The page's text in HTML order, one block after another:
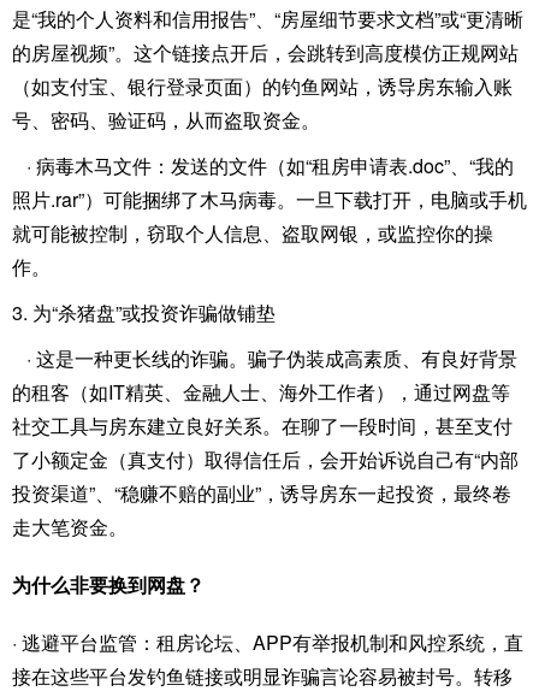
是“我的个人资料和信用报告”、“房屋细节要求文档”或“更清晰
的房屋视频”。这个链接点开后，会跳转到高度模仿正规网站
（如支付宝、银行登录页面）的钓鱼网站，诱导房东输入账
号、密码、验证码，从而盗取资金。
· 病毒木马文件：发送的文件（如“租房申请表.doc”、“我的
照片.rar”）可能捆绑了木马病毒。一旦下载打开，电脑或手机
就可能被控制，窃取个人信息、盗取网银，或监控你的操
作。
3. 为“杀猪盘”或投资诈骗做铺垫
· 这是一种更长线的诈骗。骗子伪装成高素质、有良好背景
的租客（如IT精英、金融人士、海外工作者），通过网盘等
社交工具与房东建立良好关系。在聊了一段时间，甚至支付
了小额定金（真支付）取得信任后，会开始诉说自己有“内部
投资渠道”、“稳赚不赔的副业”，诱导房东一起投资，最终卷
走大笔资金。
为什么非要换到网盘？
· 逃避平台监管：租房论坛、APP有举报机制和风控系统，直
接在这些平台发钓鱼链接或明显诈骗言论容易被封号。转移